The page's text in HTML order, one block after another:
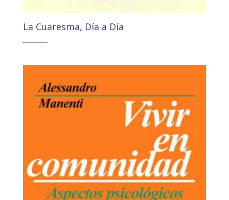
La Cuaresma, Día a Día
17,50€